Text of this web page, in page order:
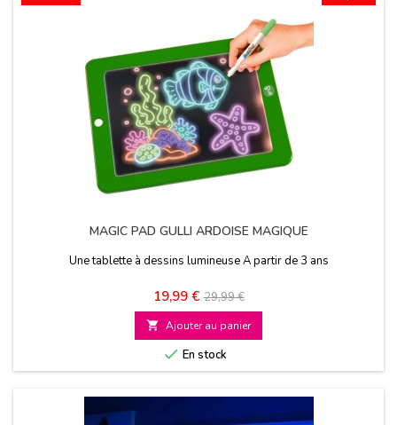
MAGIC PAD GULLI ARDOISE MAGIQUE
Une tablette à dessins lumineuse A partir de 3 ans
Prix
19,99 € Prix
de
base
29,99 €
 Ajouter au panier
 En stock